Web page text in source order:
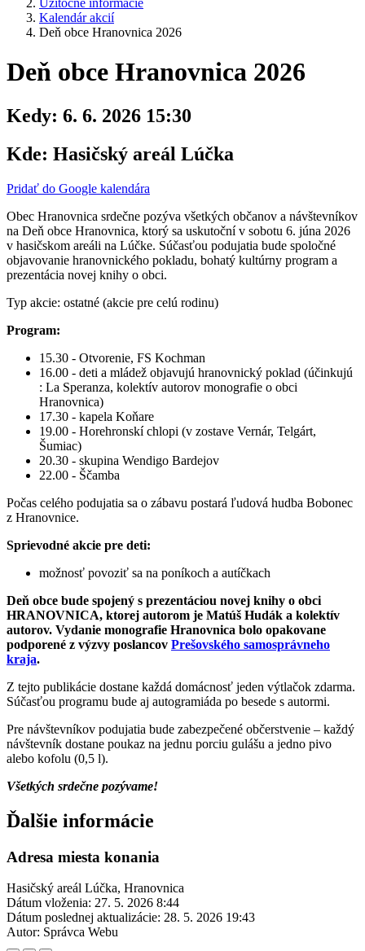
Užitočné informácie
Kalendár akcií
Deň obce Hranovnica 2026
Deň obce Hranovnica 2026
Kedy: 6. 6. 2026 15:30
Kde: Hasičský areál Lúčka
Pridať do Google kalendára
Obec Hranovnica srdečne pozýva všetkých občanov a návštevníkov
na Deň obce Hranovnica, ktorý sa uskutoční v sobotu 6. júna 2026
v hasičskom areáli na Lúčke. Súčasťou podujatia bude spoločné
objavovanie hranovnického pokladu, bohatý kultúrny program a
prezentácia novej knihy o obci.
Typ akcie: ostatné (akcie pre celú rodinu)
Program:
15.30 - Otvorenie, FS Kochman
16.00 - deti a mládež objavujú hranovnický poklad (účinkujú
: La Speranza, kolektív autorov monografie o obci
Hranovnica)
17.30 - kapela Koňare
19.00 - Horehronskí chlopi (v zostave Vernár, Telgárt,
Šumiac)
20.30 - skupina Wendigo Bardejov
22.00 - Ščamba
Počas celého podujatia sa o zábavu postará ľudová hudba Bobonec
z Hranovnice.
Sprievodné akcie pre deti:
možnosť povoziť sa na poníkoch a autíčkach
Deň obce bude spojený s prezentáciou novej knihy o obci
HRANOVNICA, ktorej autorom je Matúš Hudák a kolektív
autorov. Vydanie monografie Hranovnica bolo opakovane
podporené z výzvy poslancov Prešovského samosprávneho
kraja.
Z tejto publikácie dostane každá domácnosť jeden výtlačok zdarma.
Súčasťou programu bude aj autogramiáda po besede s autormi.
Pre návštevníkov podujatia bude zabezpečené občerstvenie – každý
návštevník dostane poukaz na jednu porciu gulášu a jedno pivo
alebo kofolu (0,5 l).
Všetkých srdečne pozývame!
Ďalšie informácie
Adresa miesta konania
Hasičský areál Lúčka, Hranovnica
Dátum vloženia: 27. 5. 2026 8:44
Dátum poslednej aktualizácie: 28. 5. 2026 19:43
Autor: Správca Webu